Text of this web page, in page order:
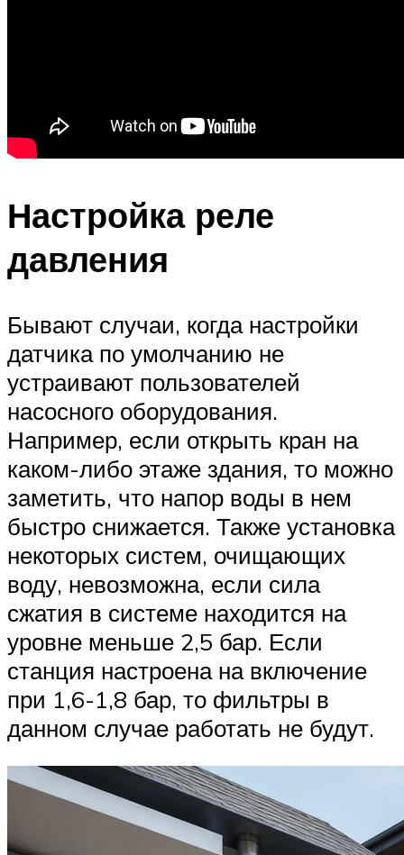
Настройка реле
давления
Бывают случаи, когда настройки
датчика по умолчанию не
устраивают пользователей
насосного оборудования.
Например, если открыть кран на
каком-либо этаже здания, то можно
заметить, что напор воды в нем
быстро снижается. Также установка
некоторых систем, очищающих
воду, невозможна, если сила
сжатия в системе находится на
уровне меньше 2,5 бар. Если
станция настроена на включение
при 1,6-1,8 бар, то фильтры в
данном случае работать не будут.